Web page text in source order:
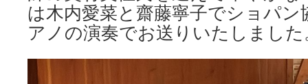
は木内愛菜と齋藤寧子でショパン
アノの演奏でお送りいたしました